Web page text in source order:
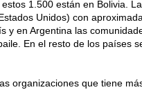
1.500 están en Bolivia.
Unidos) con
y en Argentina las
En el resto de los países
organizaciones que tiene